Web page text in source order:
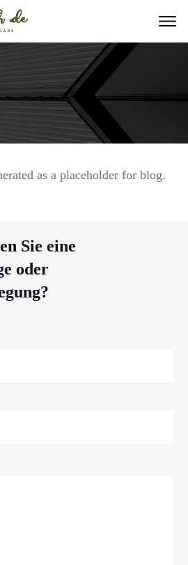
as a placeholder for blog.
Sie eine
oder